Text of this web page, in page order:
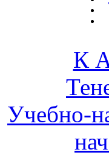
К
Учебно-